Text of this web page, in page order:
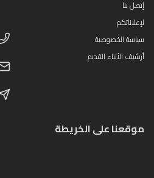
إتصل بنا
لإعلاناتكم
سياسة الخصوصية
أرشيف الأنباء القديم
موقعنا على الخريطة